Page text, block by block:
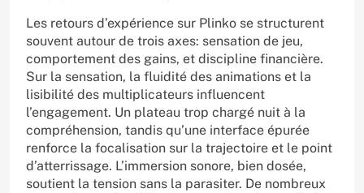
Les retours d’expérience sur Plinko se structurent
souvent autour de trois axes: sensation de jeu,
comportement des gains, et discipline financière.
Sur la sensation, la fluidité des animations et la
lisibilité des multiplicateurs influencent
l’engagement. Un plateau trop chargé nuit à la
compréhension, tandis qu’une interface épurée
renforce la focalisation sur la trajectoire et le point
d’atterrissage. L’immersion sonore, bien dosée,
soutient la tension sans la parasiter. De nombreux